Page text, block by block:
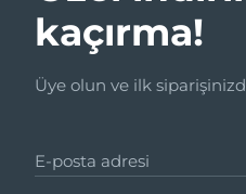
kaçırma!
Üye olun ve ilk
E-posta adresi